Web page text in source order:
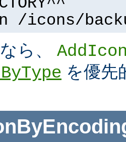
/icons/
ら、
を優先